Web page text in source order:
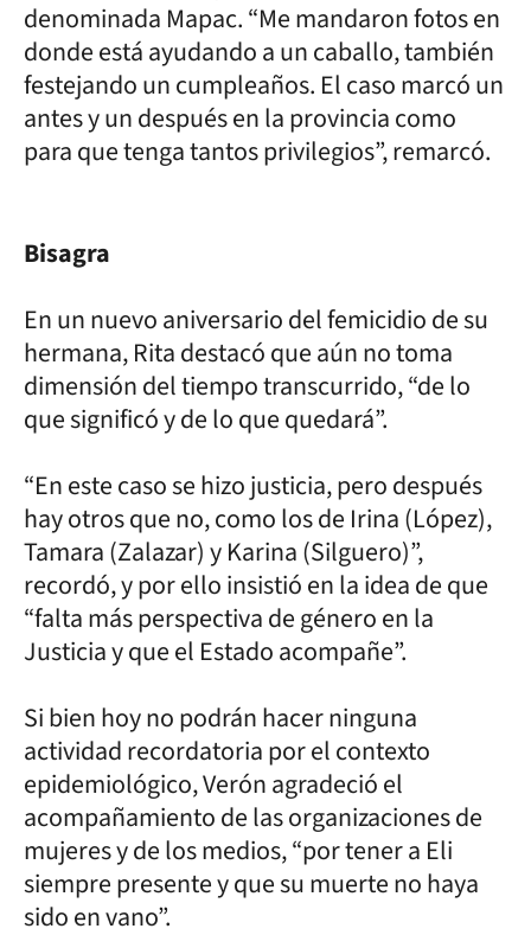
denominada Mapac. “Me mandaron fotos en
donde está ayudando a un caballo, también
festejando un cumpleaños. El caso marcó un
antes y un después en la provincia como
para que tenga tantos privilegios”, remarcó.
Bisagra
En un nuevo aniversario del femicidio de su
hermana, Rita destacó que aún no toma
dimensión del tiempo transcurrido, “de lo
que significó y de lo que quedará”.
“En este caso se hizo justicia, pero después
hay otros que no, como los de Irina (López),
Tamara (Zalazar) y Karina (Silguero)”,
recordó, y por ello insistió en la idea de que
“falta más perspectiva de género en la
Justicia y que el Estado acompañe”.
Si bien hoy no podrán hacer ninguna
actividad recordatoria por el contexto
epidemiológico, Verón agradeció el
acompañamiento de las organizaciones de
mujeres y de los medios, “por tener a Eli
siempre presente y que su muerte no haya
sido en vano”.